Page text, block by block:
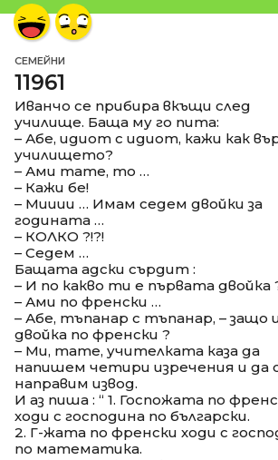
СЕМЕЙНИ
11961
Иванчо се прибира вкъщи след
училище. Баща му го пита:
– Абе, идиот с идиот, кажи как
училището?
– Ами тате, то …
– Кажи бе!
– Мииии … Имам седем двойки за
годината …
– КОЛКО ?!?!
– Седем …
Бащата адски сърдит :
– И по какво ти е първата двойка
– Ами по френски …
– Абе, тъпанар с тъпанар, – защо
двойка по френски ?
– Ми, тате, учителката каза да
напишем четири изречения и да
направим извод.
И аз пиша : “ 1. Госпожата по
ходи с господина по български.
2. Г-жата по френски ходи с
по математика.